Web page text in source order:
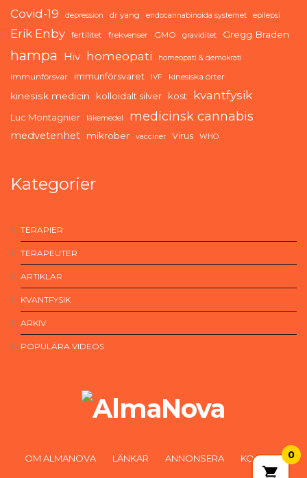
Covid-19 depression dr yang endocannabinoida systemet epilepsi
Erik Enby fertilitet frekvenser GMO graviditet Gregg Braden
hampa Hiv homeopati homeopati & demokrati
immunförsvar immunförsvaret IVF kinesiska örter
kinesisk medicin kolloidalt silver kost kvantfysik
Luc Montagnier läkemedel medicinsk cannabis
medvetenhet mikrober vacciner Virus WHO
Kategorier
TERAPIER
TERAPEUTER
ARTIKLAR
KVANTFYSIK
ARKIV
POPULÄRA VIDEOS
OM ALMANOVA LÄNKAR ANNONSERA KONTAKT 0